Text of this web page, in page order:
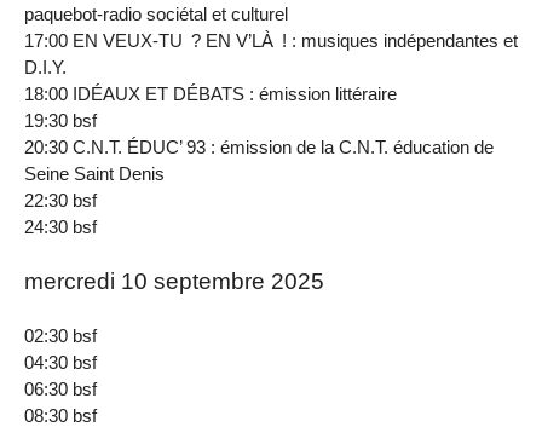
paquebot-radio sociétal et culturel
17:00 EN VEUX-TU ? EN V’LÀ ! : musiques indépendantes et
D.I.Y.
18:00 IDÉAUX ET DÉBATS : émission littéraire
19:30 bsf
20:30 C.N.T. ÉDUC’ 93 : émission de la C.N.T. éducation de
Seine Saint Denis
22:30 bsf
24:30 bsf
mercredi 10 septembre 2025
02:30 bsf
04:30 bsf
06:30 bsf
08:30 bsf